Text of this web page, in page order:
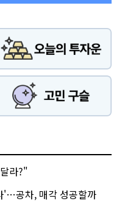
라?"
'…공차, 매각 성공할까